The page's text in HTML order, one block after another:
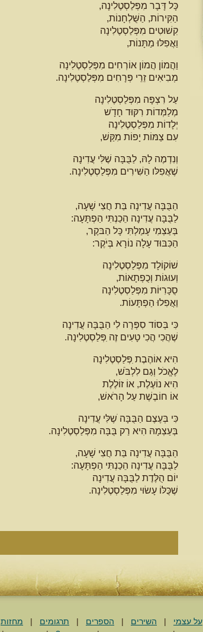
כָּל דָּבָר מִפְּלַסְטֶלִינָה,
הַקִּירוֹת, הַשֻּׁלְחָנוֹת,
קִשׁוּטִים מִפְּלַסְטֶלִינָה
וַאֲפִלּוּ מַתָּנוֹת,
וַהֲמוֹן הֲמוֹן אוֹרְחִים מִפְּלַסְטֶלִינָה
מְבִיאִים זֵרֵי פְּרָחִים מִפְּלַסְטֶלִינָה.
עַל רִצְפָּה מִפְּלַסְטֶלִינָה
מְלַמְּדוֹת רִקּוּד חָדָֹש
יְלָדוֹת מִפְּלַסְטֶלִינָה
עִם צַמּוֹת יָפוֹת מִקַּשׁ,
וְנִדְמֶה לָהּ, לַבֻּבָּה שֶׁלִּי עֲדִינָה
שֶׁאֲפִלּו הַשִּׁירִים מִפְּלַסְטֶלִינָה.
הַבֻּבָּה עֲדִינָה בַּת חֲצִי שָׁעָה,
לַבֻּבָּה עֲדִינָה הֵכַנְתִּי הַפְתָּעָה:
בְּעַצְמִי עָמַלְתִּי כָּל הַבּקֶר,
הַכִּבּוּד עָלָה נוֹרָא בְּיֹקֶר:
שׁוֹקוֹלָד מִפְּלַסְטֶלִינָה
וְעוּגוֹת וְכֻפְתָאוֹת,
סֻכָּרִיּוֹת מִפְּלַסְטֶלִינָה
וַאֲפִלוּ הַפְתָּעוֹת.
כִּי בְּסוֹד סִפְּרָה לִי הַבֻּבָּה עֲדִינָה
שֶׁהֲכִי הֲכִי טָעִים זֶה ִפְּלַסְטֶלִינָה.
הִיא אוֹהֶבֶת ִפְּלַסְטֶלִינָה
לֶאֱכֹל וְגַם לִלְבֹּשׁ,
הִיא נוֹעֶלֶת, אוֹ זוֹלֶלֶת
אוֹ חוֹבֶשֶׁת עַל הָרֹאשׁ,
כִּי בְּעֶצֶם הַבֻּבָּה ֹשֶלִּי עֲדִינָה
בְּעַצְמָהּ הִיא רַק בֻּבָּה מִפְּלַסְטֶלִינָה.
הַבֻּבָּה עֲדִינָה בַּת חֲצִי שָׁעָה,
לַבֻּבָּה עֲדִינָה הֵכַנְתִּי הַפְתָּעָה:
יוֹם הֻלֶּדֶת לַבֻּבָּה עֲדִינָה
שֶׁכֻּלּוֹ עָשׂוּי מִפְּלַסְטֶלִינָה.
על עצמי | השירים | הספרים | תרגומים | מחזות